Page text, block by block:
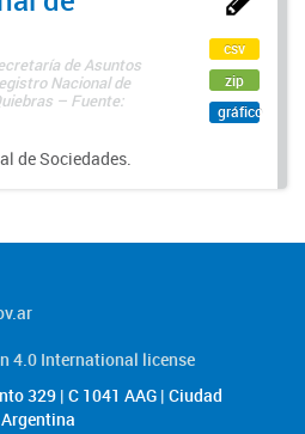
de Asuntos
Nacional de
– Fuente:
de Sociedades.
csv
zip
gráfico
4.0 International license
329 | C 1041 AAG | Ciudad